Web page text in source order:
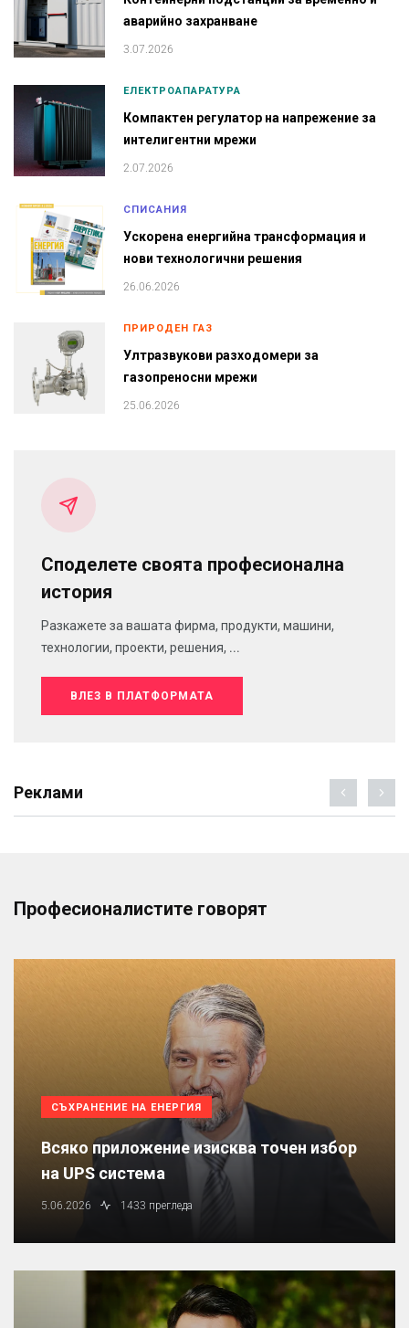
аварийно захранване
3.07.2026
ЕЛЕКТРОАПАРАТУРА
Компактен регулатор на напрежение за
интелигентни мрежи
2.07.2026
СПИСАНИЯ
Ускорена енергийна трансформация и
нови технологични решения
26.06.2026
ПРИРОДЕН ГАЗ
Ултразвукови разходомери за
газопреносни мрежи
25.06.2026
Споделете своята професионална
история
Разкажете за вашата фирма, продукти, машини,
технологии, проекти, решения, ...
ВЛЕЗ В ПЛАТФОРМАТА
Реклами
Професионалистите говорят
СЪХРАНЕНИЕ НА ЕНЕРГИЯ
Всяко приложение изисква точен избор
на UPS система
5.06.2026 1433 прегледа